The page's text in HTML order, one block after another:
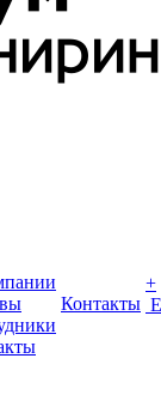
Контакты
+